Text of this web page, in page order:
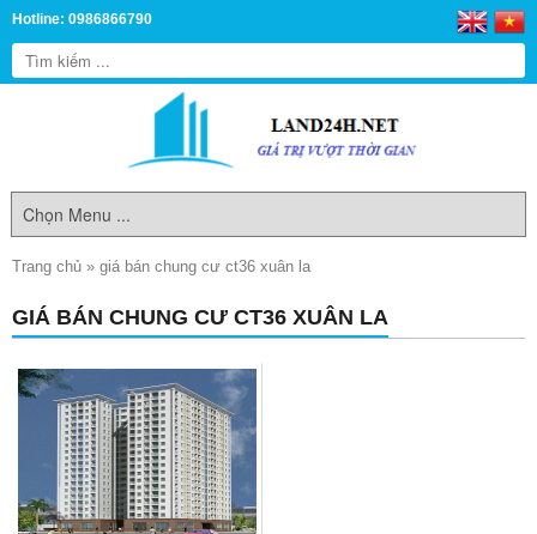
Hotline: 0986866790
Trang chủ » giá bán chung cư ct36 xuân la
GIÁ BÁN CHUNG CƯ CT36 XUÂN LA